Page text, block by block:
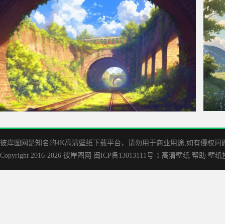
彼岸图网是知名的‌4K高清壁纸下载平台，请勿用于商业用途,如有侵权
Copyright 2016-2026 彼岸图网 闽ICP备13013111号-1 高清壁纸 帮助 壁纸